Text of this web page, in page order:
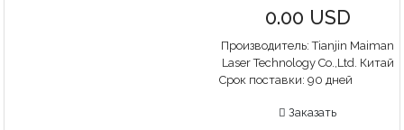
0.00 USD
Производитель:Tianjin Maiman
Laser Technology Co.,Ltd. Китай
Срок поставки: 90 дней
Заказать